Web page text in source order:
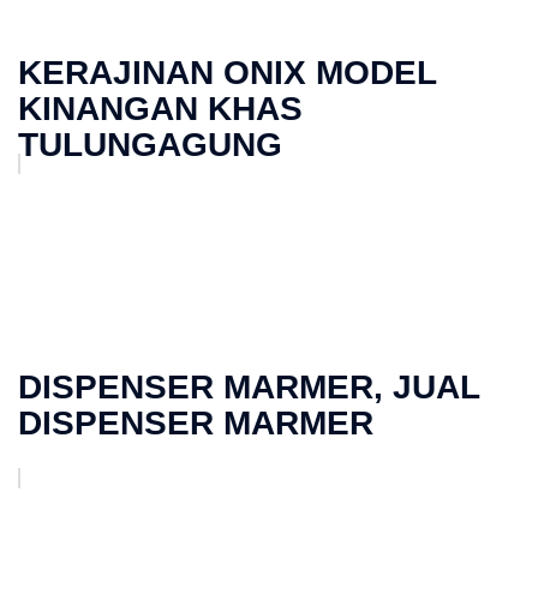
KERAJINAN ONIX MODEL
KINANGAN KHAS
TULUNGAGUNG
DISPENSER MARMER, JUAL
DISPENSER MARMER